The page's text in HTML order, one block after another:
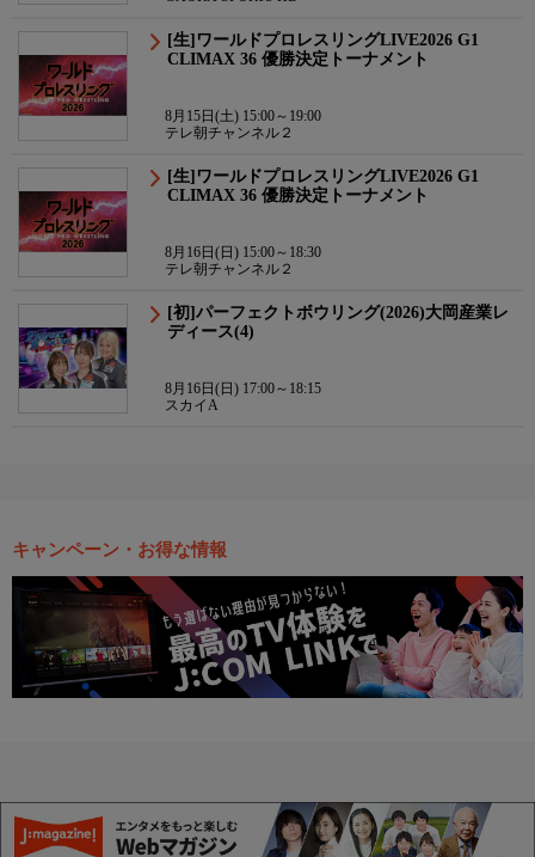
[生]ワールドプロレスリングLIVE2026 G1
CLIMAX 36 優勝決定トーナメント
8月15日(土) 15:00～19:00
テレ朝チャンネル２
[生]ワールドプロレスリングLIVE2026 G1
CLIMAX 36 優勝決定トーナメント
8月16日(日) 15:00～18:30
テレ朝チャンネル２
[初]パーフェクトボウリング(2026)大岡産業レ
ディース(4)
8月16日(日) 17:00～18:15
スカイA
キャンペーン・お得な情報